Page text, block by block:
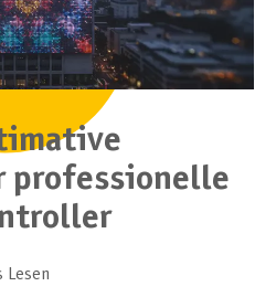
professionelle
Lesen